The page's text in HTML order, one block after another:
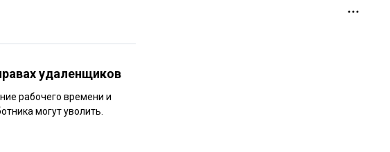
удаленщиков
рабочего времени и
могут уволить.